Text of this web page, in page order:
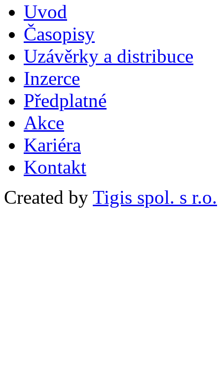
Uvod
Časopisy
Uzávěrky a distribuce
Inzerce
Předplatné
Akce
Kariéra
Kontakt
Created by Tigis spol. s r.o.